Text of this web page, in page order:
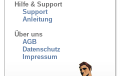
Hilfe & Support
Support
Anleitung
Über uns
AGB
Datenschutz
Impressum